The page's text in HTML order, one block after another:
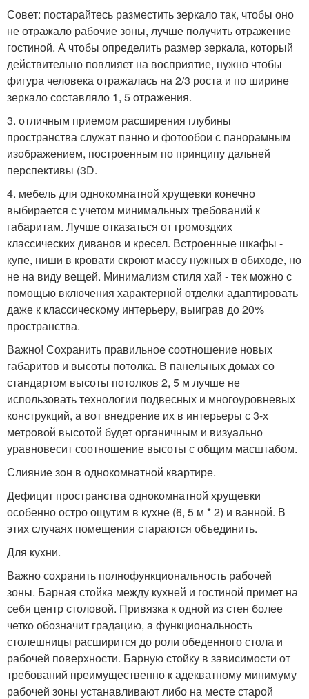
Совет: постарайтесь разместить зеркало так, чтобы оно
не отражало рабочие зоны, лучше получить отражение
гостиной. А чтобы определить размер зеркала, который
действительно повлияет на восприятие, нужно чтобы
фигура человека отражалась на 2/3 роста и по ширине
зеркало составляло 1, 5 отражения.
3. отличным приемом расширения глубины
пространства служат панно и фотообои с панорамным
изображением, построенным по принципу дальней
перспективы (3D.
4. мебель для однокомнатной хрущевки конечно
выбирается с учетом минимальных требований к
габаритам. Лучше отказаться от громоздких
классических диванов и кресел. Встроенные шкафы -
купе, ниши в кровати скроют массу нужных в обиходе, но
не на виду вещей. Минимализм стиля хай - тек можно с
помощью включения характерной отделки адаптировать
даже к классическому интерьеру, выиграв до 20%
пространства.
Важно! Сохранить правильное соотношение новых
габаритов и высоты потолка. В панельных домах со
стандартом высоты потолков 2, 5 м лучше не
использовать технологии подвесных и многоуровневых
конструкций, а вот внедрение их в интерьеры с 3-х
метровой высотой будет органичным и визуально
уравновесит соотношение высоты с общим масштабом.
Слияние зон в однокомнатной квартире.
Дефицит пространства однокомнатной хрущевки
особенно остро ощутим в кухне (6, 5 м * 2) и ванной. В
этих случаях помещения стараются объединить.
Для кухни.
Важно сохранить полнофункциональность рабочей
зоны. Барная стойка между кухней и гостиной примет на
себя центр столовой. Привязка к одной из стен более
четко обозначит градацию, а функциональность
столешницы расширится до роли обеденного стола и
рабочей поверхности. Барную стойку в зависимости от
требований преимущественно к адекватному минимуму
рабочей зоны устанавливают либо на месте старой